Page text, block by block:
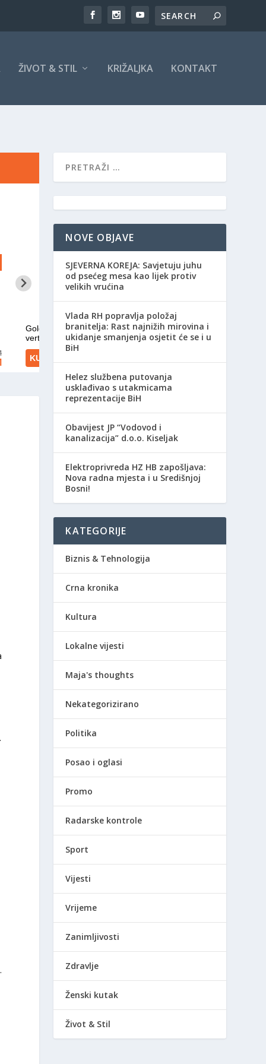
ŽIVOT & STIL KRIŽALJKA KONTAKT
NOVE OBJAVE
SJEVERNA KOREJA: Savjetuju juhu
od psećeg mesa kao lijek protiv
velikih vrućina
Vlada RH popravlja položaj
branitelja: Rast najnižih mirovina i
ukidanje smanjenja osjetit će se i u
BiH
Helez službena putovanja
usklađivao s utakmicama
reprezentacije BiH
Obavijest JP “Vodovod i
kanalizacija” d.o.o. Kiseljak
Elektroprivreda HZ HB zapošljava:
Nova radna mjesta i u Središnjoj
Bosni!
KATEGORIJE
Biznis & Tehnologija
Crna kronika
Kultura
Lokalne vijesti
Maja's thoughts
Nekategorizirano
Politika
Posao i oglasi
Promo
Radarske kontrole
Sport
Vijesti
Vrijeme
Zanimljivosti
Zdravlje
Ženski kutak
Život & Stil